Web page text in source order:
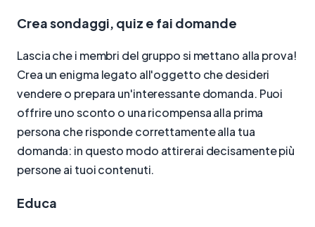
Crea sondaggi, quiz e fai domande
Lascia che i membri del gruppo si mettano alla prova!
Crea un enigma legato all'oggetto che desideri
vendere o prepara un'interessante domanda. Puoi
offrire uno sconto o una ricompensa alla prima
persona che risponde correttamente alla tua
domanda: in questo modo attirerai decisamente più
persone ai tuoi contenuti.
Educa